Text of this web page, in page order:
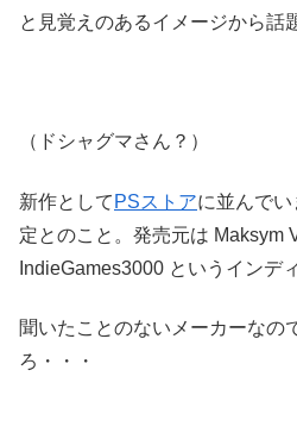
と見覚えのあるイメージから話
（ドシャグマさん？）
新作として PSストアに並んで
定とのこと。発売元は Maksym
IndieGames3000 というインデ
聞いたことのないメーカーなの
ろ・・・